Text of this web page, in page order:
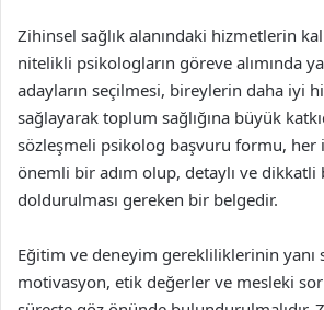
Zihinsel sağlık alanındaki hizmetlerin
nitelikli psikologların göreve alımında
adayların seçilmesi, bireylerin daha iyi
sağlayarak toplum sağlığına büyük
sözleşmeli psikolog başvuru formu, her
önemli bir adım olup, detaylı ve dikkatli
doldurulması gereken bir belgedir.
Eğitim ve deneyim gerekliliklerinin yanı
motivasyon, etik değerler ve mesleki